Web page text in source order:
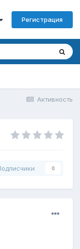
Регистрация
Активность
0